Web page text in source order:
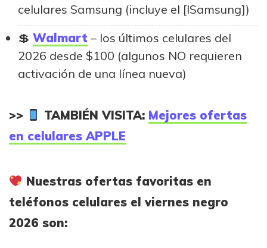
celulares Samsung (incluye el [lSamsung])
Walmart – los últimos celulares del
2026 desde $100 (algunos NO requieren
activación de una línea nueva)
>> TAMBIÉN VISITA: Mejores ofertas
en celulares APPLE
Nuestras ofertas favoritas en
teléfonos celulares el viernes negro
2026 son: